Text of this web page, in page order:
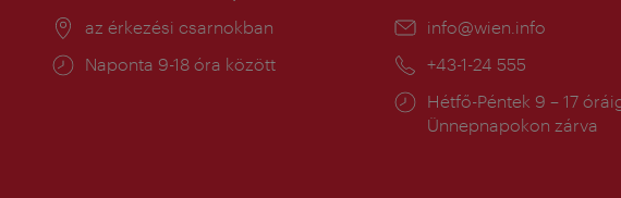
Helyszín:
az érkezési csarnokban
Nyitva
Naponta 9-18 óra között
E-
info@wien.info
Telefon:
+43-1-24 555
Nyitva
tartás:
Hétfő-Péntek 9 – 17
Ünnepnapokon zárva